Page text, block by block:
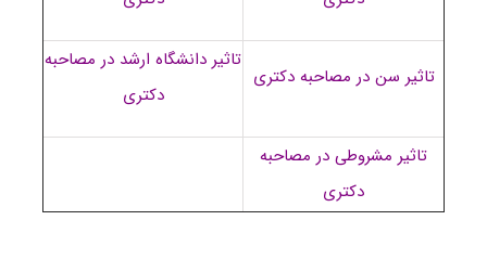
تاثیر سن در مصاحبه دکتری
تاثیر دانشگاه ارشد در مصاحبه
دکتری
تاثیر مشروطی در مصاحبه
دکتری